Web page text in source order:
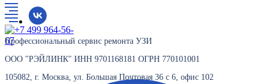
Профессиональный сервис ремонта УЗИ
ООО "РЭЙЛИНК" ИНН 9701168181 ОГРН 770101001
105082, г. Москва, ул. Большая Почтовая 36 с 6, офис 102